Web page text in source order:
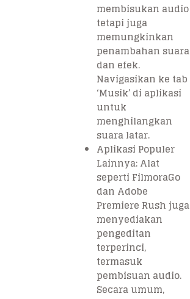
membisukan audio
tetapi juga
memungkinkan
penambahan suara
dan efek.
Navigasikan ke tab
‘Musik’ di aplikasi
untuk
menghilangkan
suara latar.
Aplikasi Populer
Lainnya: Alat
seperti FilmoraGo
dan Adobe
Premiere Rush juga
menyediakan
pengeditan
terperinci,
termasuk
pembisuan audio.
Secara umum,